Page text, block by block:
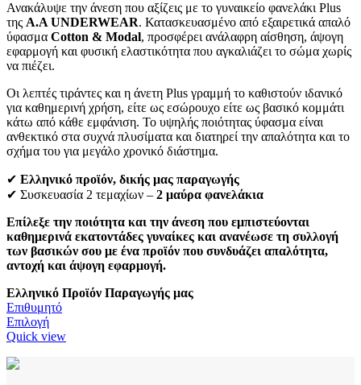
Ανακάλυψε την άνεση που αξίζεις με το γυναικείο φανελάκι Plus
της Α.Α UNDERWEAR. Κατασκευασμένο από εξαιρετικά απαλό
ύφασμα Cotton & Modal, προσφέρει ανάλαφρη αίσθηση, άψογη
εφαρμογή και φυσική ελαστικότητα που αγκαλιάζει το σώμα χωρίς
να πιέζει.
Οι λεπτές τιράντες και η άνετη Plus γραμμή το καθιστούν ιδανικό
για καθημερινή χρήση, είτε ως εσώρουχο είτε ως βασικό κομμάτι
κάτω από κάθε εμφάνιση. Το υψηλής ποιότητας ύφασμα είναι
ανθεκτικό στα συχνά πλυσίματα και διατηρεί την απαλότητα και το
σχήμα του για μεγάλο χρονικό διάστημα.
✔ Ελληνικό προϊόν, δικής μας παραγωγής
✔ Συσκευασία 2 τεμαχίων – 2 μαύρα φανελάκια
Επίλεξε την ποιότητα και την άνεση που εμπιστεύονται
καθημερινά εκατοντάδες γυναίκες και ανανέωσε τη συλλογή
των βασικών σου με ένα προϊόν που συνδυάζει απαλότητα,
αντοχή και άψογη εφαρμογή.
Ελληνικό Προϊόν Παραγωγής μας
Επιθυμητό
ΕπιλογήΑυτό
το
Quick view